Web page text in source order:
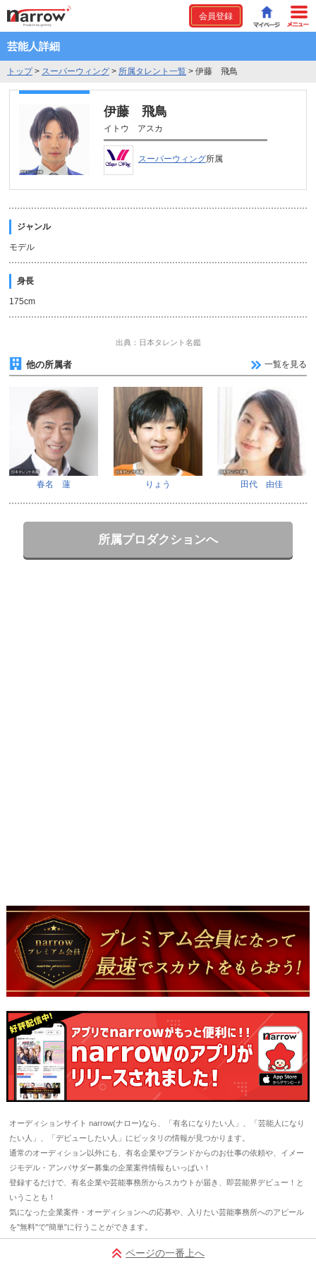
会員登録
芸能人詳細
トップ> スーパーウィング > 所属タレント一覧 > 伊藤 飛鳥
伊藤 飛鳥
イトウ アスカ
スーパーウィング所属
ジャンル
モデル
身長
175cm
出典：日本タレント名鑑
他の所属者 一覧を見る
春名 蓮 りょう 田代 由佳
所属プロダクションへ
オーディションサイト narrow(ナロー)なら、「有名になりたい人」、「芸能人になり
たい人」、「デビューしたい人」にピッタリの情報が見つかります。
通常のオーディション以外にも、有名企業やブランドからのお仕事の依頼や、イメー
ジモデル・アンバサダー募集の企業案件情報もいっぱい！
登録するだけで、有名企業や芸能事務所からスカウトが届き、即芸能界デビュー！と
いうことも！
気になった企業案件・オーディションへの応募や、入りたい芸能事務所へのアピール
を"無料"で"簡単"に行うことができます。
ページの一番上へ